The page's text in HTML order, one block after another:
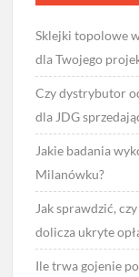
Sklejki topolowe
dla Twojego
Czy dystrybutor
dla JDG
Jakie badania
Milanówku?
Jak sprawdzić,
dolicza ukryte
Ile trwa gojenie